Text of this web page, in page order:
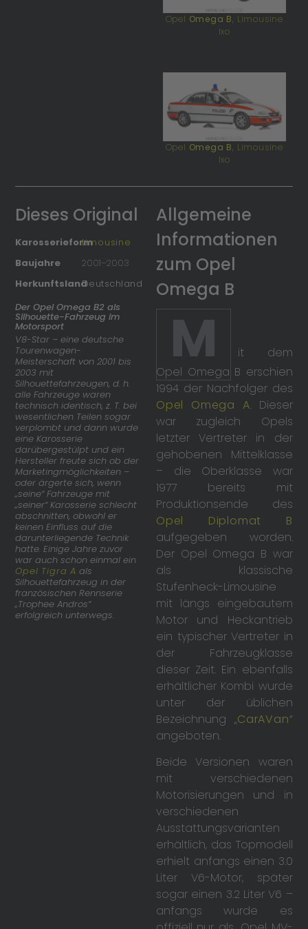
Opel Omega B, Limousine
Ixo
Opel Omega B, Limousine
Ixo
Dieses Original
KarosserieformLimousine
Baujahre
2001–2003
HerkunftslandDeutschland
Der Opel Omega B2 als
Silhouette-Fahrzeug im
Motorsport
V8-Star – eine deutsche
Tourenwagen-
Meisterschaft von 2001 bis
2003 mit
Silhouettefahrzeugen, d. h.
alle Fahrzeuge waren
technisch identisch, z. T. bei
wesentlichen Teilen sogar
verplombt und dann wurde
eine Karosserie
darübergestülpt und ein
Hersteller freute sich ob der
Marketingmöglichkeiten –
oder ärgerte sich, wenn
„seine“ Fahrzeuge mit
„seiner“ Karosserie schlecht
abschnitten, obwohl er
keinen Einfluss auf die
darunterliegende Technik
hatte. Einige Jahre zuvor
war auch schon einmal ein
Opel Tigra A als
Silhouettefahrzeug in der
französischen Rennserie
„Trophee Andros“
erfolgreich unterwegs.
Allgemeine
Informationen
zum Opel
Omega B
M
it dem
Opel Omega B erschien
1994 der Nachfolger des
Opel Omega A. Dieser
war zugleich Opels
letzter Vertreter in der
gehobenen Mittelklasse
– die Oberklasse war
1977 bereits mit
Produktionsende des
Opel Diplomat B
aufgegeben worden.
Der Opel Omega B war
als klassische
Stufenheck-Limousine
mit längs eingebautem
Motor und Heckantrieb
ein typischer Vertreter in
der Fahrzeugklasse
dieser Zeit. Ein ebenfalls
erhältlicher Kombi wurde
unter der üblichen
Bezeichnung „CarAVan“
angeboten.
Beide Versionen waren
mit verschiedenen
Motorisierungen und in
verschiedenen
Ausstattungsvarianten
erhältlich, das Topmodell
erhielt anfangs einen 3.0
Liter V6-Motor, später
sogar einen 3.2 Liter V6 –
anfangs wurde es